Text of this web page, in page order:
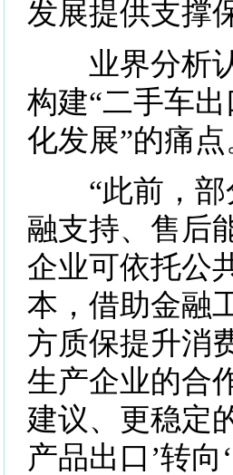
发展提供支撑
业界分析认
构建“二手车
化发展”的痛点
“此前，部
融支持、售后
企业可依托公
本，借助金融
方质保提升消
生产企业的合
建议、更稳定
产品出口’转